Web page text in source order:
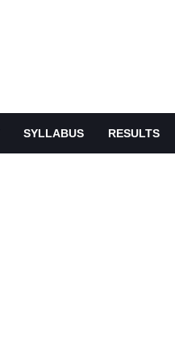
SYLLABUS RESULTS